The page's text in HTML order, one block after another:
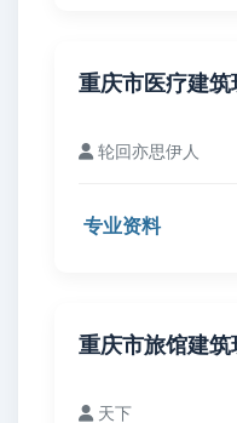
重庆市医疗建
轮回亦思伊人
专业资料
重庆市旅馆建
天下